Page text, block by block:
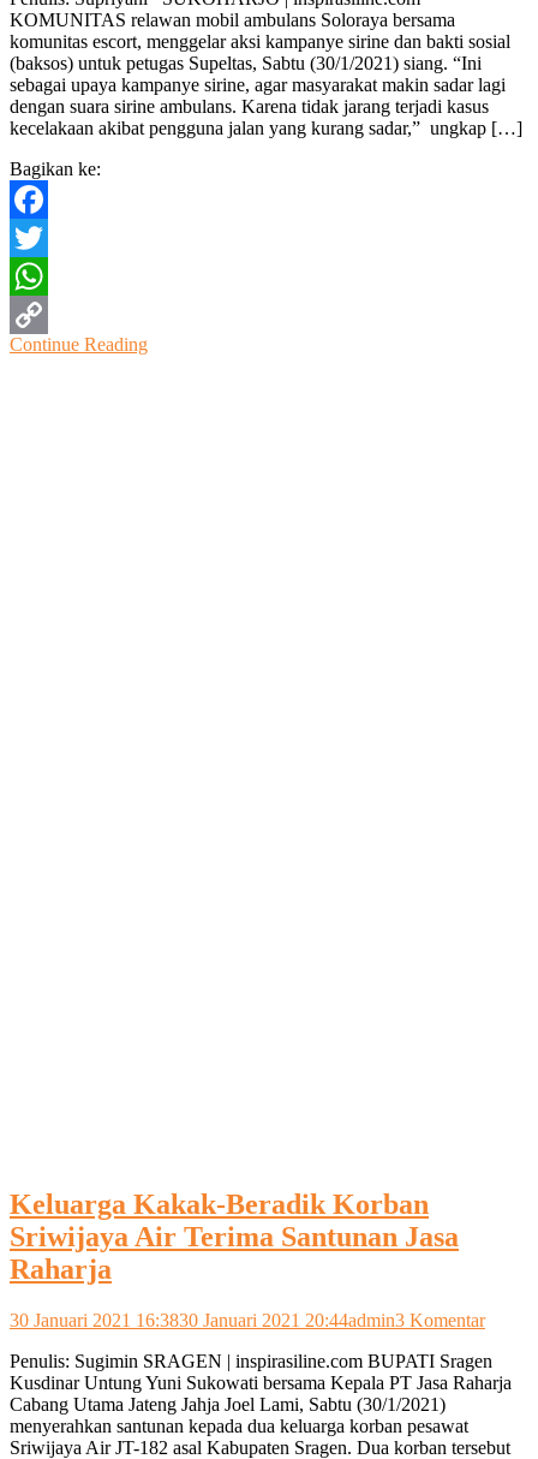
KOMUNITAS relawan mobil ambulans Soloraya bersama
komunitas escort, menggelar aksi kampanye sirine dan bakti sosial
(baksos) untuk petugas Supeltas, Sabtu (30/1/2021) siang. “Ini
sebagai upaya kampanye sirine, agar masyarakat makin sadar lagi
dengan suara sirine ambulans. Karena tidak jarang terjadi kasus
kecelakaan akibat pengguna jalan yang kurang sadar,” ungkap […]
Bagikan ke:
Facebook
Twitter
WhatsApp
Copy
Continue Reading
Keluarga Kakak-Beradik Korban
Sriwijaya Air Terima Santunan Jasa
Raharja
30 Januari 2021 16:3830 Januari 2021 20:44admin3 Komentarpada
Air
Penulis: Sugimin SRAGEN | inspirasiline.com BUPATI Sragen
Kusdinar Untung Yuni Sukowati bersama Kepala PT Jasa Raharja
Cabang Utama Jateng Jahja Joel Lami, Sabtu (30/1/2021)
menyerahkan santunan kepada dua keluarga korban pesawat
Sriwijaya Air JT-182 asal Kabupaten Sragen. Dua korban tersebut